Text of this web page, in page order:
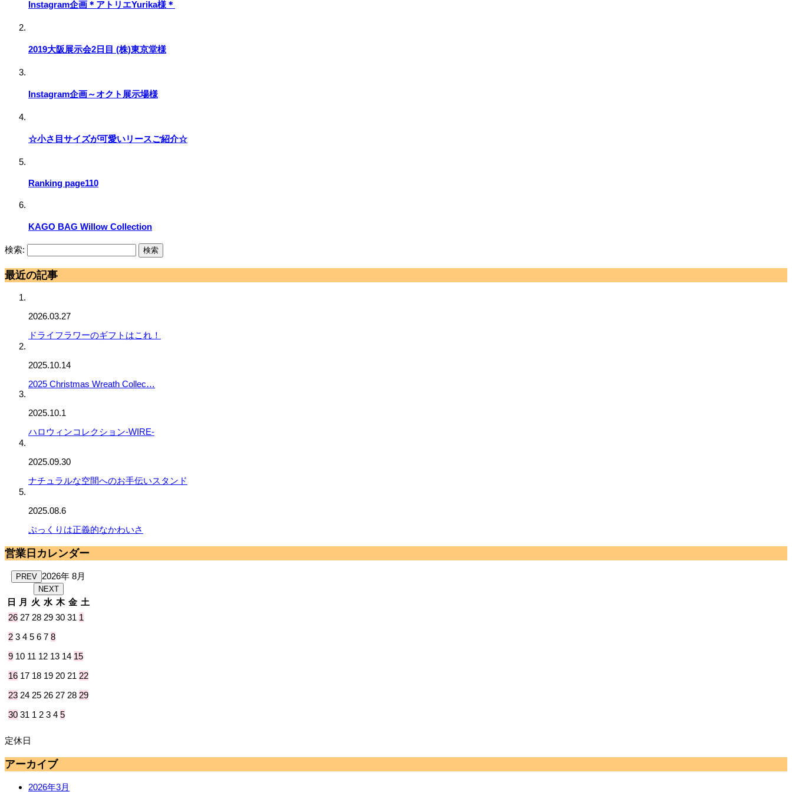
Instagram企画＊アトリエYurika様＊
2019大阪展示会2日目 (株)東京堂様
Instagram企画～オクト展示場様
☆小さ目サイズが可愛いリースご紹介☆
Ranking page110
KAGO BAG Willow Collection
検索:
最近の記事
2026.03.27
ドライフラワーのギフトはこれ！
2025.10.14
2025 Christmas Wreath Collec…
2025.10.1
ハロウィンコレクション-WIRE-
2025.09.30
ナチュラルな空間へのお手伝いスタンド
2025.08.6
ぷっくりは正義的なかわいさ
営業日カレンダー
PREV 2026年 8月
NEXT
日 月 火 水 木 金 土
26 27 28 29 30 31 1
2 3 4 5 6 7 8
9 10 11 12 13 14 15
16 17 18 19 20 21 22
23 24 25 26 27 28 29
30 31 1 2 3 4 5
定休日
アーカイブ
2026年3月